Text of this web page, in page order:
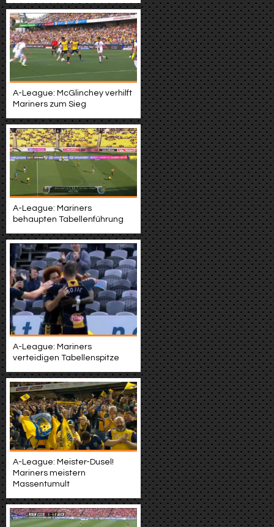
A-League: McGlinchey verhilft
Mariners zum Sieg
A-League: Mariners
behaupten Tabellenführung
A-League: Mariners
verteidigen Tabellenspitze
A-League: Meister-Dusel!
Mariners meistern
Massentumult